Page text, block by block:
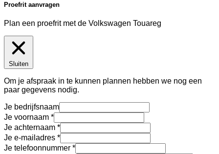
Proefrit aanvragen
Plan een proefrit met de Volkswagen Touareg
Sluiten
Om je afspraak in te kunnen plannen hebben we nog een
paar gegevens nodig.
Je bedrijfsnaam
Je voornaam
Je achternaam
Je e-mailadres
Je telefoonnummer